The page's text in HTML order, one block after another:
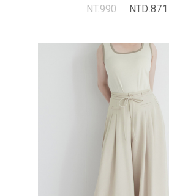
NT.990
NTD.871